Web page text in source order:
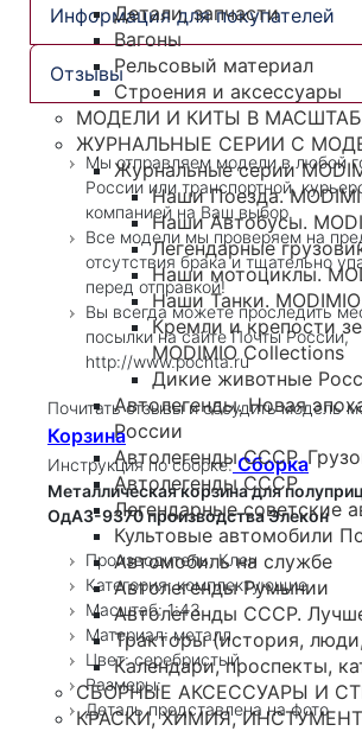
Детали, запчасти
Вагоны
Рельсовый материал
Строения и аксессуары
МОДЕЛИ И КИТЫ В
ЖУРНАЛЬНЫЕ СЕРИИ С
Журнальные серии
Наши Поезда.
Наши Автобусы.
Легендарные
Наши мотоциклы.
Наши Танки. MODIMIO
Кремли и крепости
MODIMIO Collections
Дикие животные
Автолегенды. Новая
России
Автолегенды СССР.
Автолегенды СССР
Легендарные советские
Культовые автомобили
Автомобиль на службе
Автолегенды Румынии
Автолегенды СССР.
Тракторы (история,
Календари, проспекты,
СБОРНЫЕ АКСЕССУАРЫ И
КРАСКИ, ХИМИЯ,
Информация для покупателей
Отзывы
Мы отправляем модели в любой
России или транспортной,
компанией на Ваш выбор.
Все модели мы проверяем на
отсутствия брака и тщательно
перед отправкой!
Вы всегда можете проследить
посылки на сайте Почты России,
http://www.pochta.ru
Почитать отзывы и обсудить модель
Корзина
Инструкция по сборке:Сборка
Металлическая корзина для
ОдАЗ-9370 производства Элекон
Производитель: Клен
Категория: комплектующие
Масштаб: 1:43
Материал: металл
Цвет: серебристый
Размеры:
Деталь представлена на фото